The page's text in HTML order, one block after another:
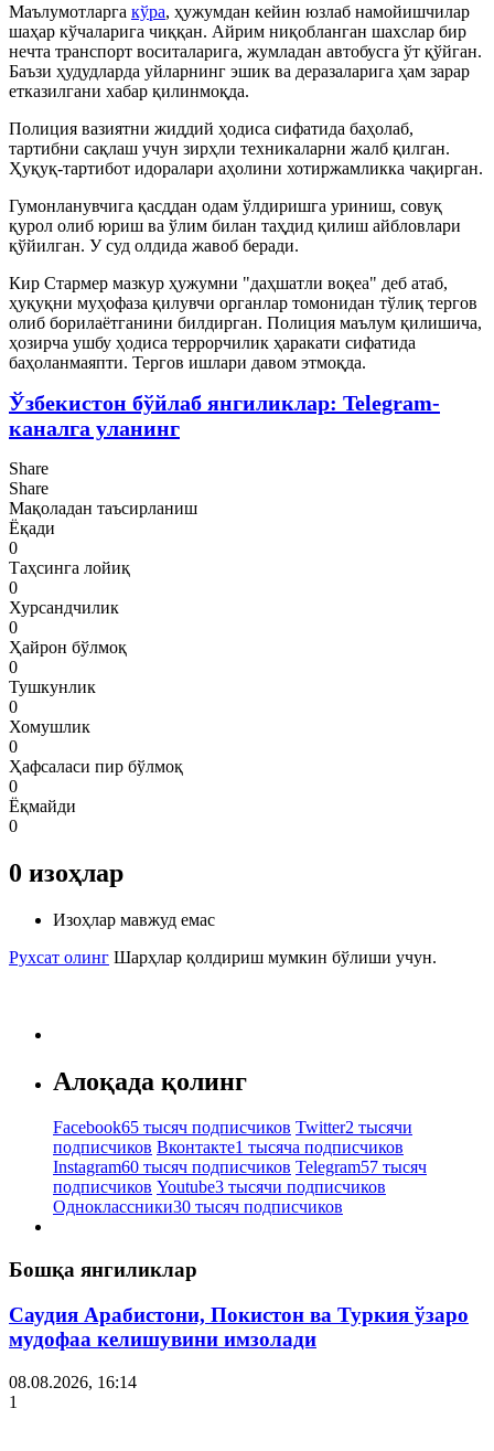
Маълумотларга кўра, ҳужумдан кейин юзлаб намойишчилар
шаҳар кўчаларига чиққан. Айрим ниқобланган шахслар бир
нечта транспорт воситаларига, жумладан автобусга ўт қўйган.
Баъзи ҳудудларда уйларнинг эшик ва деразаларига ҳам зарар
етказилгани хабар қилинмоқда.
Полиция вазиятни жиддий ҳодиса сифатида баҳолаб,
тартибни сақлаш учун зирҳли техникаларни жалб қилган.
Ҳуқуқ-тартибот идоралари аҳолини хотиржамликка чақирган.
Гумонланувчига қасддан одам ўлдиришга уриниш, совуқ
қурол олиб юриш ва ўлим билан таҳдид қилиш айбловлари
қўйилган. У суд олдида жавоб беради.
Кир Стармер мазкур ҳужумни "даҳшатли воқеа" деб атаб,
ҳуқуқни муҳофаза қилувчи органлар томонидан тўлиқ тергов
олиб борилаётганини билдирган. Полиция маълум қилишича,
ҳозирча ушбу ҳодиса террорчилик ҳаракати сифатида
баҳоланмаяпти. Тергов ишлари давом этмоқда.
Ўзбекистон бўйлаб янгиликлар: Telegram-
каналга уланинг
Share
Share
Мақоладан таъсирланиш
Ёқади
0
Таҳсинга лойиқ
0
Хурсандчилик
0
Ҳайрон бўлмоқ
0
Тушкунлик
0
Хомушлик
0
Ҳафсаласи пир бўлмоқ
0
Ёқмайди
0
0 изоҳлар
Изоҳлар мавжуд емас
Рухсат олинг Шарҳлар қолдириш мумкин бўлиши учун.
Алоқада қолинг
Facebook65 тысяч подписчиков Twitter2 тысячи
подписчиков Вконтакте1 тысяча подписчиков
Instagram60 тысяч подписчиков Telegram57 тысяч
подписчиков Youtube3 тысячи подписчиков
Одноклассники30 тысяч подписчиков
Бошқа янгиликлар
Саудия Арабистони, Покистон ва Туркия ўзаро
мудофаа келишувини имзолади
08.08.2026, 16:14
1